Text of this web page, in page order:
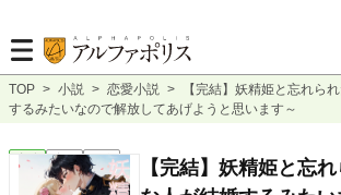
TOP > 小説 > 恋愛小説 >
【完結】妖精姫と忘れら
するみたいなので解放してあげようと思います～
恋愛 完結 長編
【完結】妖精姫と忘